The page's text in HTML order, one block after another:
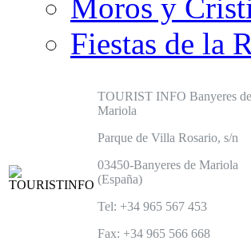
Moros y
Fiestas de la
TOURIST INFO Banyeres de
Mariola
Parque de Villa Rosario, s/n
03450-Banyeres de Mariola
(España)
Tel: +34 965 567 453
Fax: +34 965 566 668